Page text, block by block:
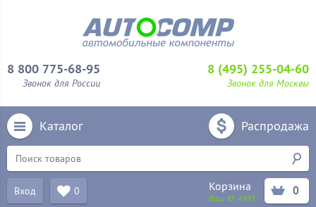
8 800 775-68-95
Звонок для России
8 (495) 255-04-60
Звонок для Москвы
Каталог Распродажа
Вход 0 Корзина
Ваш ID:4993
0